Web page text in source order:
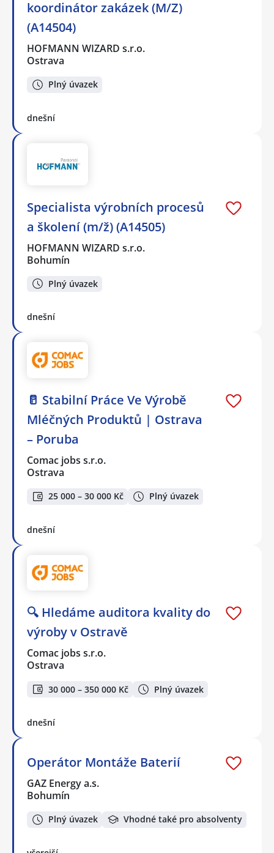
koordinátor zakázek (M/Z)
(A14504)
HOFMANN WIZARD s.r.o.
Ostrava
Plný úvazek
dnešní
Specialista výrobních procesů
a školení (m/ž) (A14505)
HOFMANN WIZARD s.r.o.
Bohumín
Plný úvazek
dnešní
🥛 Stabilní Práce Ve Výrobě
Mléčných Produktů | Ostrava
– Poruba
Comac jobs s.r.o.
Ostrava
25 000 – 30 000 Kč Plný úvazek
dnešní
🔍 Hledáme auditora kvality do
výroby v Ostravě
Comac jobs s.r.o.
Ostrava
30 000 – 350 000 Kč Plný úvazek
dnešní
Operátor Montáže Baterií
GAZ Energy a.s.
Bohumín
Plný úvazek Vhodné také pro absolventy